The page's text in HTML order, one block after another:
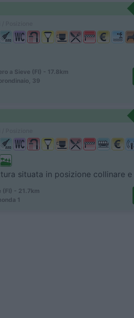
a Sieve (FI) - 17.8km
39
situata in posizione collinare e
(FI) - 21.7km
1